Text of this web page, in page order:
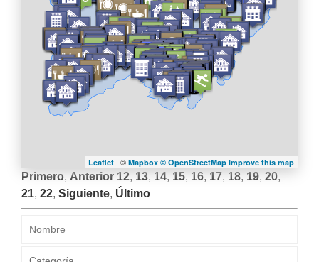
Leaflet | © Mapbox © OpenStreetMap Improve this map
Primero, Anterior 12, 13, 14, 15, 16, 17, 18, 19, 20,
21, 22, Siguiente, Último